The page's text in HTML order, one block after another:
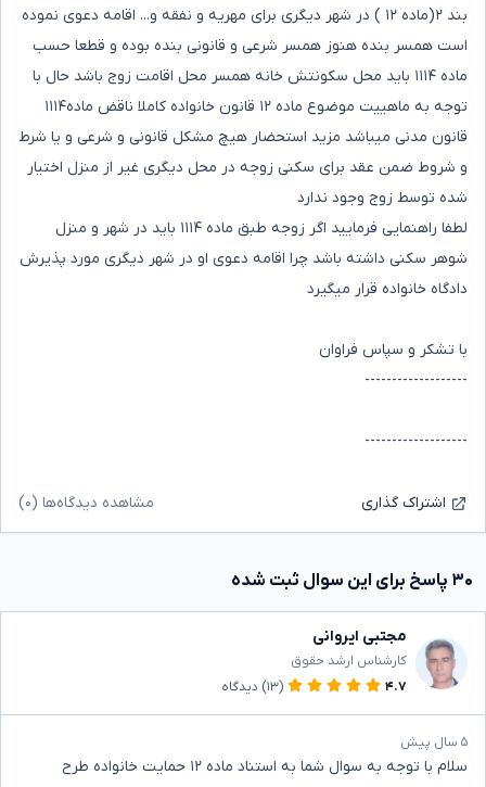
بند ۲(ماده ۱۲ ) در شهر دیگری برای مهریه و نفقه و... اقامه دعوی نموده
است همسر بنده هنوز همسر شرعی و قانونی بنده بوده و قطعا حسب
ماده ۱۱۱۴ باید محل سکونتش خانه همسر محل اقامت زوج باشد حال با
توجه به ماهییت موضوع ماده ۱۲ قانون خانواده کاملا ناقض ماده۱۱۱۴
قانون مدنی میباشد مزید استحضار هیچ مشکل قانونی و شرعی و یا شرط
و شروط ضمن عقد برای سکنی زوجه در محل دیگری غیر از منزل اختیار
شده توسط زوج وجود ندارد
لطفا راهنمایی فرمایید اگر زوجه طبق ماده ۱۱۱۴ باید در شهر و منزل
شوهر سکنی داشته باشد چرا اقامه دعوی او در شهر دیگری مورد پذیرش
دادگاه خانواده قرار میگیرد
با تشکر و سپاس فراوان
-------------------
-------------------
اشتراک گذاری مشاهده دیدگاه‌ها (۰)
۳۰ پاسخ برای این سوال ثبت شده
مجتبی ایروانی
کارشناس ارشد حقوق
۴.۷
(۱۳) دیدگاه
۵ سال پیش
سلام با توجه به سوال شما به استناد ماده ۱۲ حمایت خانواده طرح